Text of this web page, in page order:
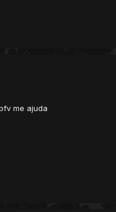
me ajuda